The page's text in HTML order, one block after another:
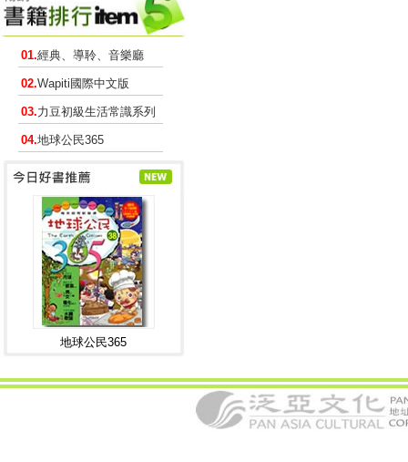
01.經典、導聆、音樂廳
02.Wapiti國際中文版
03.力豆初級生活常識系列
04.地球公民365
地球公民365